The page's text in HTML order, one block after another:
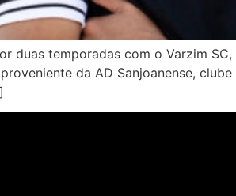
duas temporadas com o Varzim
da AD Sanjoanense,